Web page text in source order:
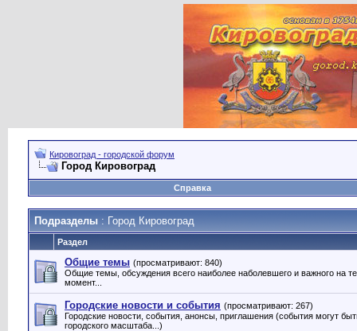
Кировоград - городской форум
Город Кировоград
Справка
Подразделы : Город Кировоград
Раздел
Общие темы (просматривают: 840)
Общие темы, обсуждения всего наиболее наболевшего и важного на
момент...
Городские новости и события (просматривают: 267)
Городские новости, события, анонсы, приглашения (события могут
городского масштаба...)